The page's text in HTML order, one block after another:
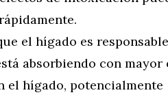
el hígado es
absorbiendo con mayor
el hígado, potencialmente